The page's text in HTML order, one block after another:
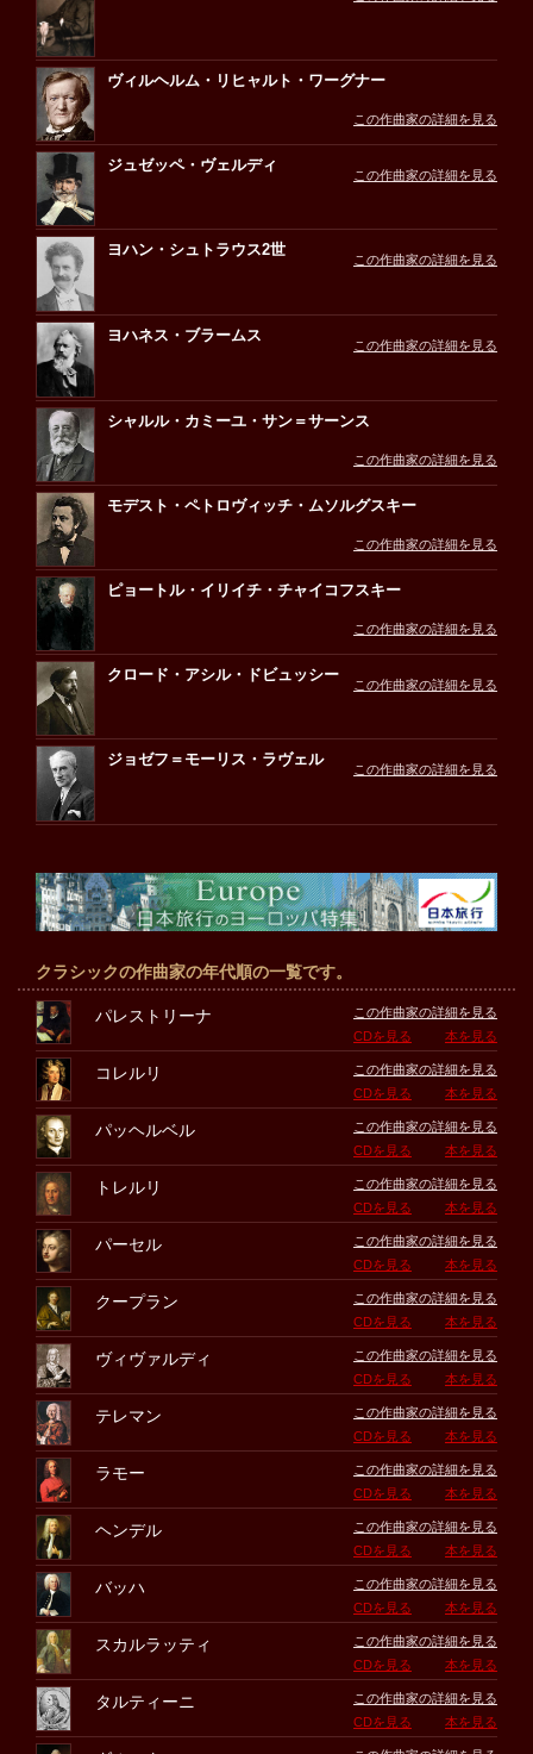
ヴィルヘルム・リヒャルト・ワーグナー
この作曲家の詳細を見る
ジュゼッペ・ヴェルディ
この作曲家の詳細を見る
ヨハン・シュトラウス2世
この作曲家の詳細を見る
ヨハネス・ブラームス
この作曲家の詳細を見る
シャルル・カミーユ・サン＝サーンス
この作曲家の詳細を見る
モデスト・ペトロヴィッチ・ムソルグスキー
この作曲家の詳細を見る
ピョートル・イリイチ・チャイコフスキー
この作曲家の詳細を見る
クロード・アシル・ドビュッシー
この作曲家の詳細を見る
ジョゼフ＝モーリス・ラヴェル
この作曲家の詳細を見る
クラシックの作曲家の年代順の一覧です。
パレストリーナ
この作曲家の詳細を見る
CDを見る
本を見る
コレルリ
この作曲家の詳細を見る
CDを見る
本を見る
パッヘルベル
この作曲家の詳細を見る
CDを見る
本を見る
トレルリ
この作曲家の詳細を見る
CDを見る
本を見る
パーセル
この作曲家の詳細を見る
CDを見る
本を見る
クープラン
この作曲家の詳細を見る
CDを見る
本を見る
ヴィヴァルディ
この作曲家の詳細を見る
CDを見る
本を見る
テレマン
この作曲家の詳細を見る
CDを見る
本を見る
ラモー
この作曲家の詳細を見る
CDを見る
本を見る
ヘンデル
この作曲家の詳細を見る
CDを見る
本を見る
バッハ
この作曲家の詳細を見る
CDを見る
本を見る
スカルラッティ
この作曲家の詳細を見る
CDを見る
本を見る
タルティーニ
この作曲家の詳細を見る
CDを見る
本を見る